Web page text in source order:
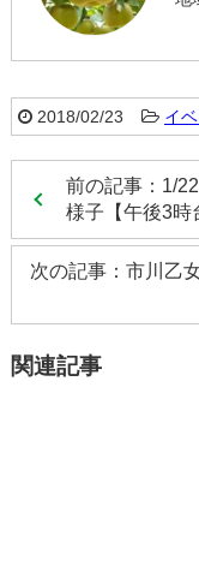
2018/02/23 イ
前の記事：1/
様子【午後3時
次の記事：市川乙
関連記事